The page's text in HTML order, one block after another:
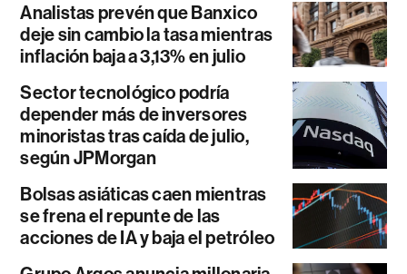
Analistas prevén que Banxico
deje sin cambio la tasa mientras
inflación baja a 3,13% en julio
Sector tecnológico podría
depender más de inversores
minoristas tras caída de julio,
según JPMorgan
Bolsas asiáticas caen mientras
se frena el repunte de las
acciones de IA y baja el petróleo